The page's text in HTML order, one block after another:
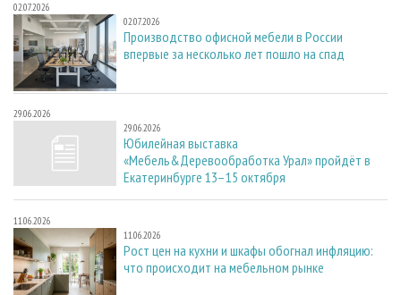
02.07.2026
02.07.2026
Производство офисной мебели в России
впервые за несколько лет пошло на спад
29.06.2026
29.06.2026
Юбилейная выставка
«Мебель&Деревообработка Урал» пройдёт в
Екатеринбурге 13–15 октября
11.06.2026
11.06.2026
Рост цен на кухни и шкафы обогнал инфляцию:
что происходит на мебельном рынке